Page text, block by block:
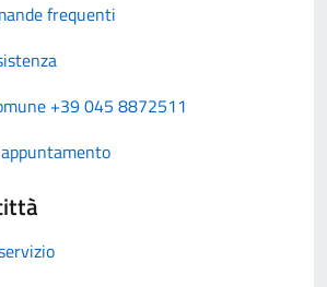
frequenti
+39 045 8872511